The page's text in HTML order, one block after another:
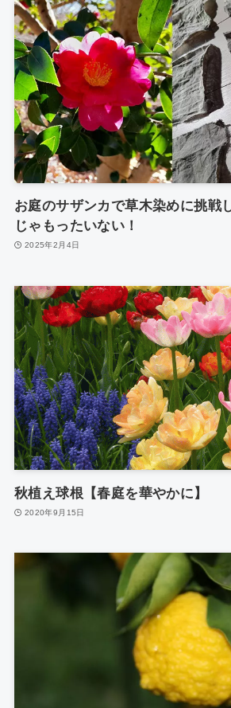
お庭のサザンカで草木染めに挑戦
じゃもったいない！
2025年2月4日
秋植え球根【春庭を華やかに】
2020年9月15日